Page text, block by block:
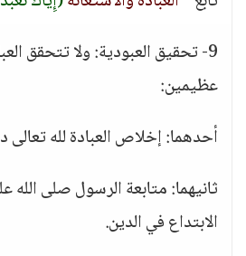
9- تحقيق العبودية: ولا تتحقق
عظيمين:
أحدهما: إخلاص العبادة لله
ثانيهما: متابعة الرسول صلى
الابتداع في الدين.